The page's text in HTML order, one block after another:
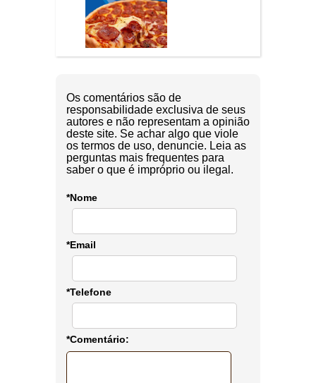
Os comentários são de
responsabilidade exclusiva de seus
autores e não representam a opinião
deste site. Se achar algo que viole
os termos de uso, denuncie. Leia as
perguntas mais frequentes para
saber o que é impróprio ou ilegal.
*Nome
*Email
*Telefone
*Comentário: